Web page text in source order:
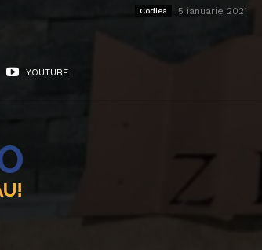
Codlea 5 ianuarie 2021
YOUTUBE